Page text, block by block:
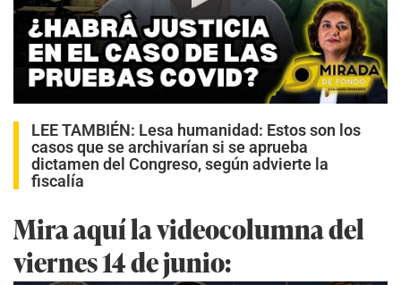
Play
LEE TAMBIÉN: Lesa humanidad: Estos son los
casos que se archivarían si se aprueba
dictamen del Congreso, según advierte la
fiscalía
Mira aquí la videocolumna del
viernes 14 de junio: